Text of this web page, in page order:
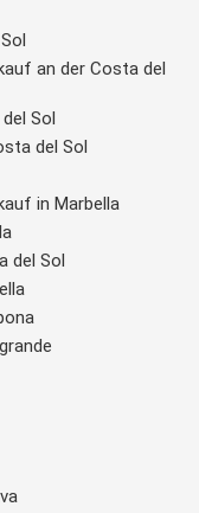
an der Costa del
Sol
del Sol
in Marbella
del Sol